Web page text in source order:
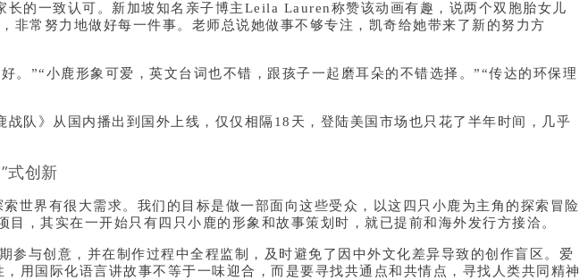
的一致认可。新加坡知名亲子博主Leila Lauren称赞该动画有趣，说两个双胞胎女儿
常努力地做好每一件事。老师总说她做事不够专注，凯奇给她带来了新的努力方
”“小鹿形象可爱，英文台词也不错，跟孩子一起磨耳朵的不错选择。”“传达的环保理
》从国内播出到国外上线，仅仅相隔18天，登陆美国市场也只花了半年时间，几乎
式创新
界有很大需求。我们的目标是做一部面向这些受众，以这四只小鹿为主角的探索冒险
，其实在一开始只有四只小鹿的形象和故事策划时，就已提前和海外发行方接洽。
与创意，并在制作过程中全程监制，及时避免了因中外文化差异导致的创作盲区。爱
用国际化语言讲故事不等于一味迎合，而是要寻找共通点和共情点，寻找人类共同精神